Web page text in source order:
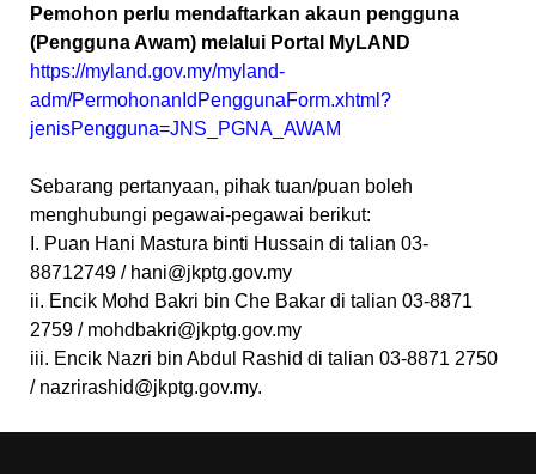
Pemohon perlu mendaftarkan akaun pengguna
(Pengguna Awam) melalui Portal MyLAND
https://myland.gov.my/myland-
adm/PermohonanIdPenggunaForm.xhtml?
jenisPengguna=JNS_PGNA_ AWAM
Sebarang pertanyaan, pihak tuan/puan boleh
menghubungi pegawai-pegawai berikut:
I. Puan Hani Mastura binti Hussain di talian 03-
88712749 / hani@jkptg.gov.my
ii. Encik Mohd Bakri bin Che Bakar di talian 03-8871
2759 / mohdbakri@jkptg.gov.my
iii. Encik Nazri bin Abdul Rashid di talian 03-8871 2750
/ nazrirashid@jkptg.gov.my.